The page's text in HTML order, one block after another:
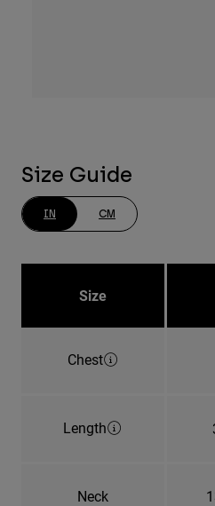
Size Guide
IN CM
Size
Chest
Length
Neck